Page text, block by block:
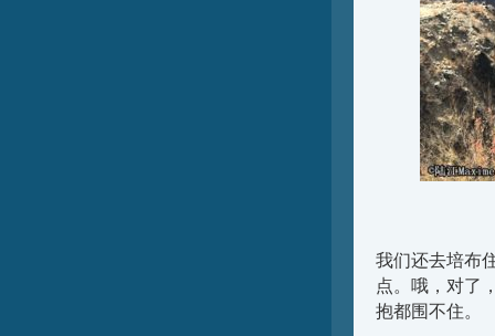
我们还去培布
点。哦，对了
抱都围不住。